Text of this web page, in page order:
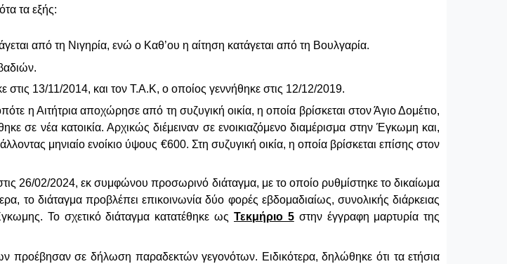
τα εξής:
από τη Νιγηρία, ενώ ο Καθ’ου η αίτηση κατάγεται από τη Βουλγαρία.
στις 13/11/2014, και τον Τ.Α.K, ο οποίος γεννήθηκε στις 12/12/2019.
η Αιτήτρια αποχώρησε από τη συζυγική οικία, η οποία βρίσκεται στον Άγιο Δομέτιο,
σε νέα κατοικία. Αρχικώς διέμειναν σε ενοικιαζόμενο διαμέρισμα στην Έγκωμη και,
μηνιαίο ενοίκιο ύψους €600. Στη συζυγική οικία, η οποία βρίσκεται επίσης στον
26/02/2024, εκ συμφώνου προσωρινό διάταγμα, με το οποίο ρυθμίστηκε το δικαίωμα
το διάταγμα προβλέπει επικοινωνία δύο φορές εβδομαδιαίως, συνολικής διάρκειας
Το σχετικό διάταγμα κατατέθηκε ως Τεκμήριο 5στην έγγραφη μαρτυρία της
προέβησαν σε δήλωση παραδεκτών γεγονότων. Ειδικότερα, δηλώθηκε ότι τα ετήσια